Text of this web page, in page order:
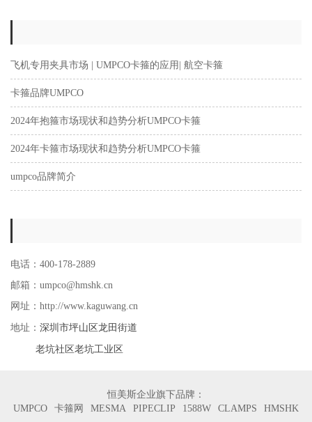
飞机专用夹具市场 | UMPCO卡箍的应用| 航空卡箍
卡箍品牌UMPCO
2024年抱箍市场现状和趋势分析UMPCO卡箍
2024年卡箍市场现状和趋势分析UMPCO卡箍
umpco品牌简介
电话：400-178-2889
邮箱：umpco@hmshk.cn
网址：http://www.kaguwang.cn
地址： 深圳市坪山区龙田街道
老坑社区老坑工业区
恒美斯企业旗下品牌：
UMPCO
卡箍网 MESMA PIPECLIP 1588W CLAMPS HMSHK